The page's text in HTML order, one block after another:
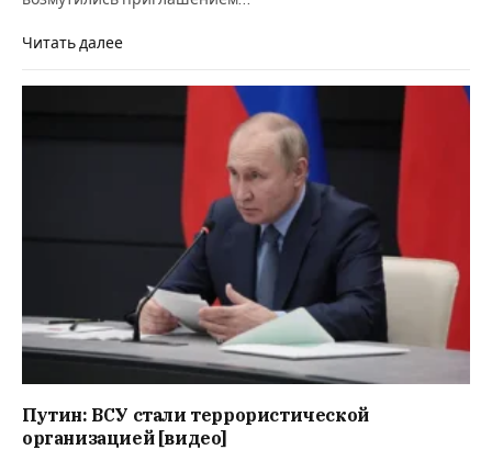
Читать далее
Путин: ВСУ стали террористической
организацией [видео]